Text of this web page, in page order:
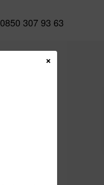
0850 307 93 63
×